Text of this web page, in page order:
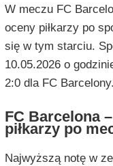
W meczu FC
oceny piłkarzy po
się w tym starciu.
10.05.2026 o
2:0 dla FC Barcelony.
FC Barcelona
piłkarzy po
Najwyższą notę w